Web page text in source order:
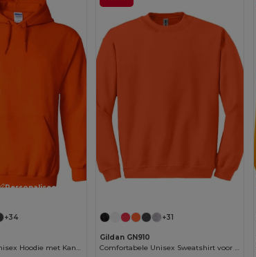
Personaliseer het!
+34
Comfortabele Unisex Hoodie met Kangoeroezak
+31
Gildan GN910
Comfortabele Unisex Sweatshirt voor Dagelijks Gebruik